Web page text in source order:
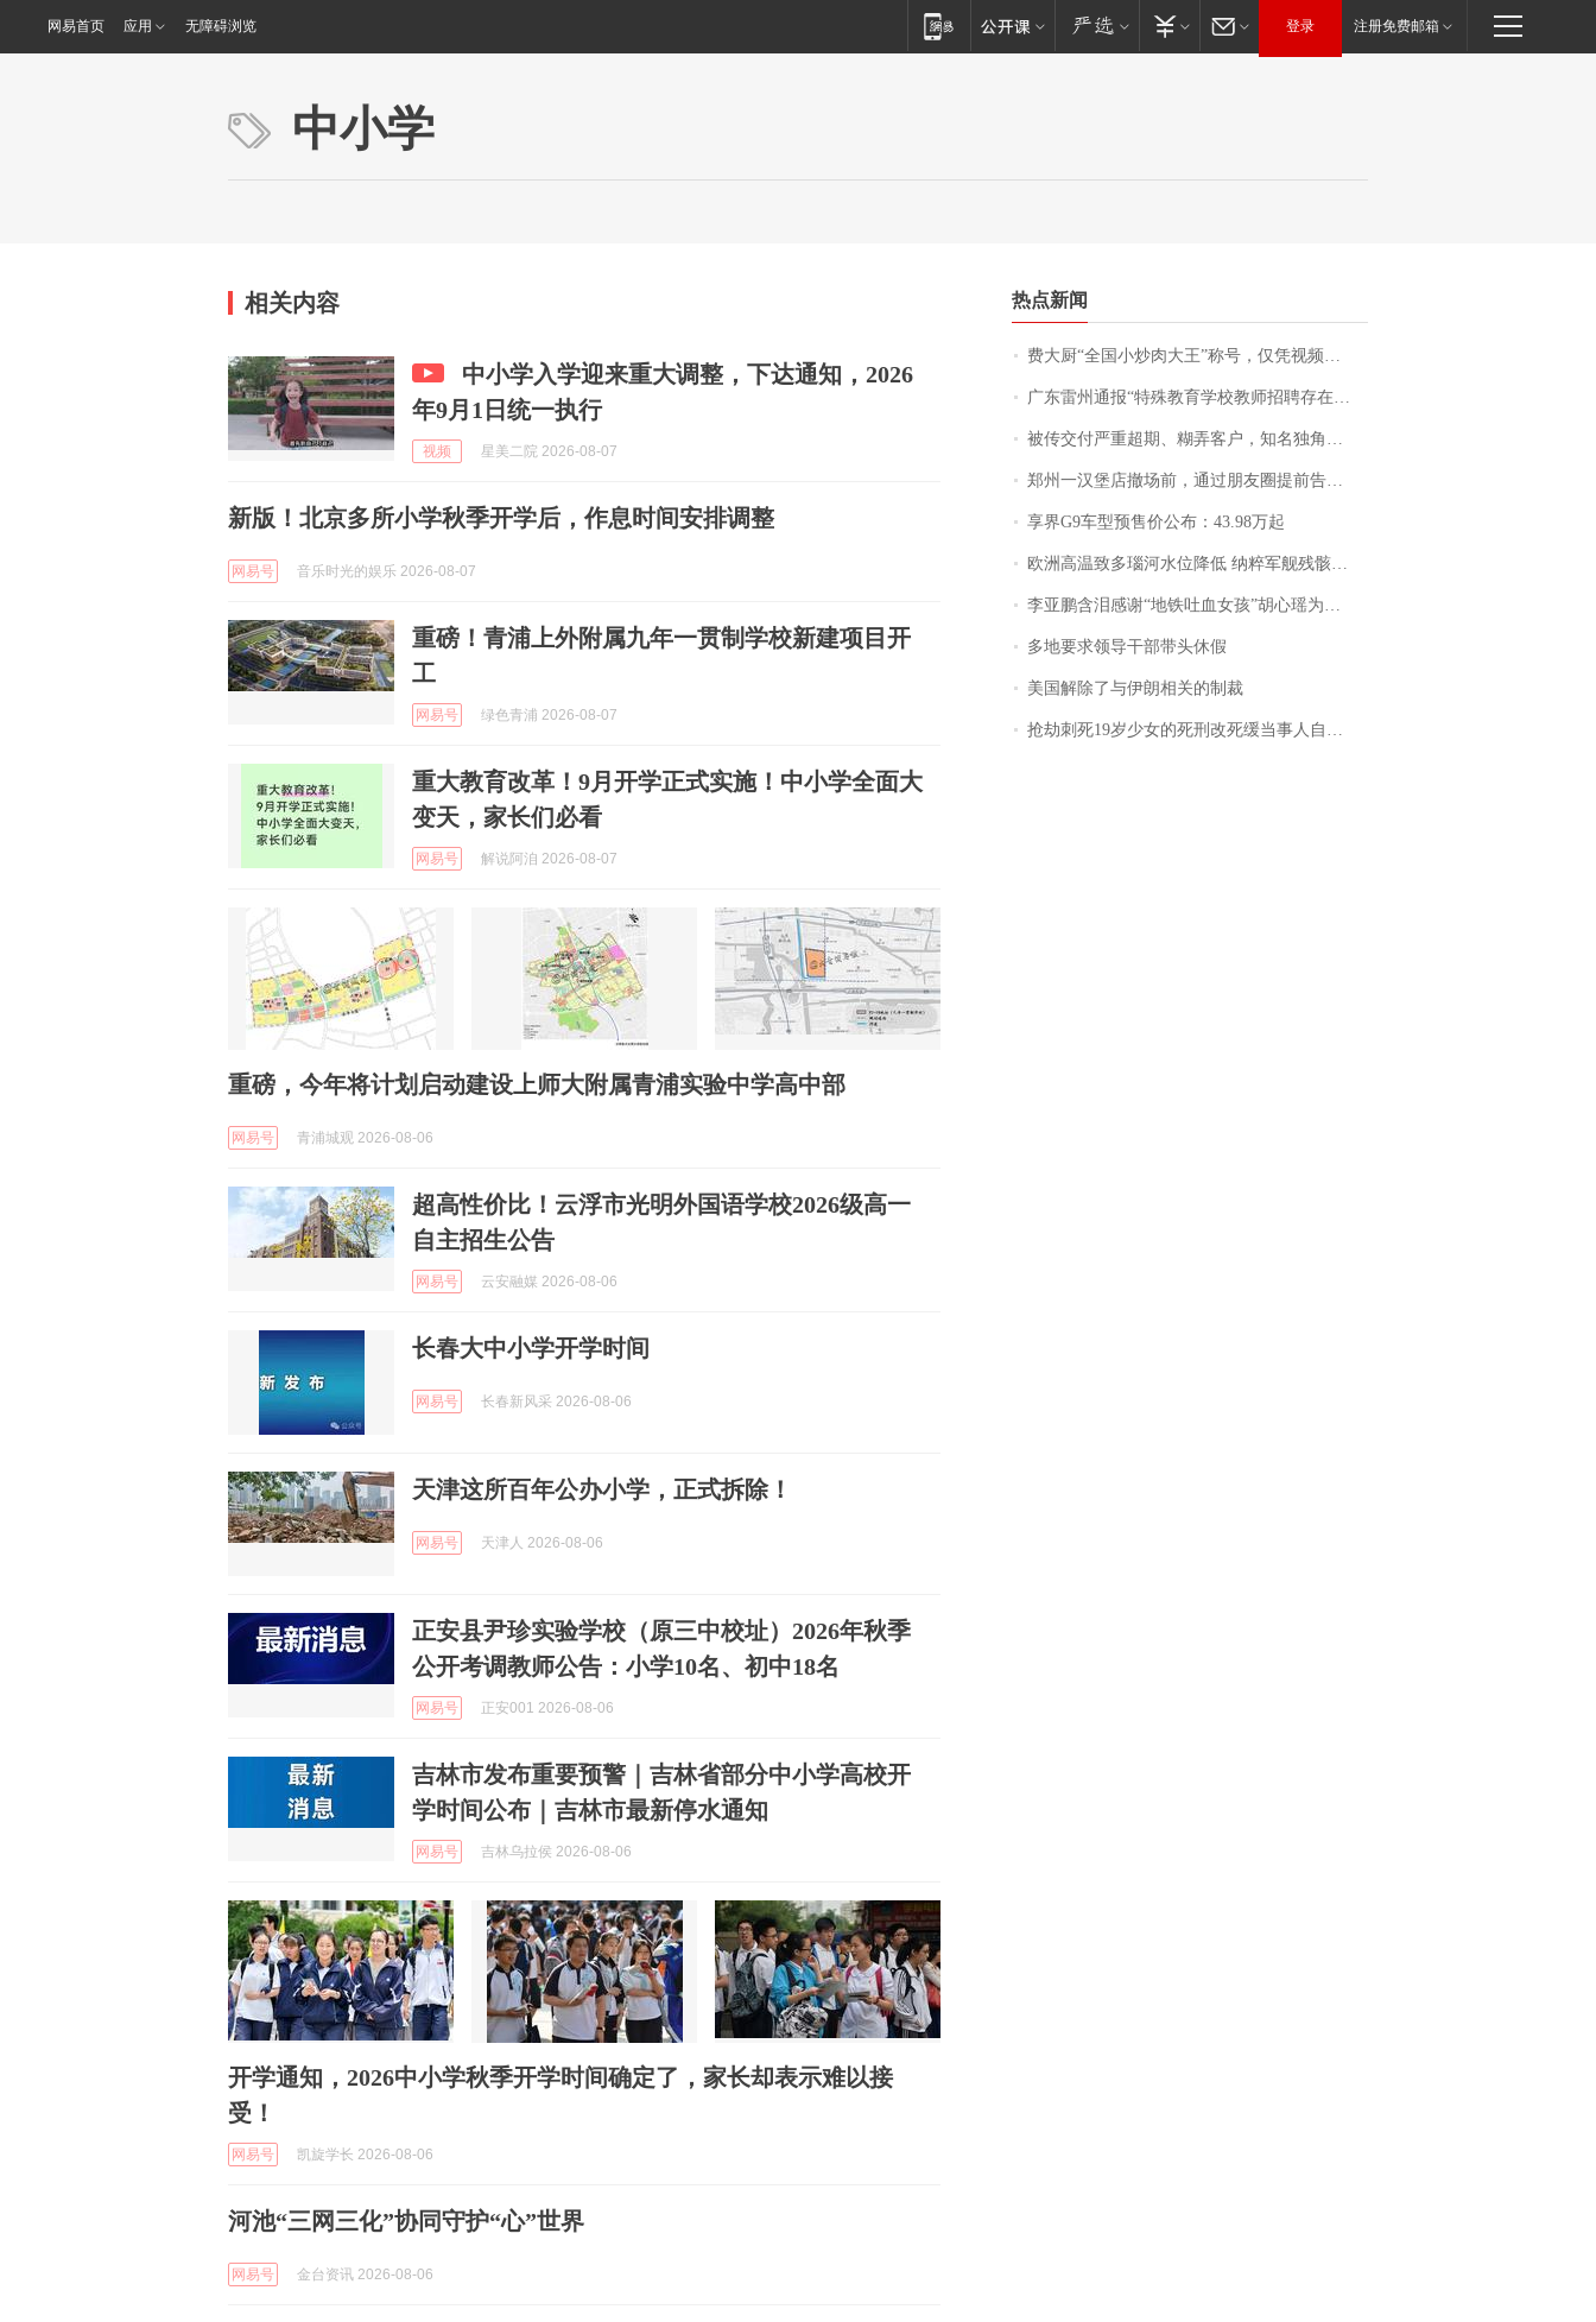
网易首页 应用 无障碍浏览 登录 注册免费邮箱
中小学
相关内容
中小学入学迎来重大调整，下达通知，2026
年9月1日统一执行
视频 星美二院 2026-08-07
新版！北京多所小学秋季开学后，作息时间安排调整
网易号 音乐时光的娱乐 2026-08-07
重磅！青浦上外附属九年一贯制学校新建项目开
工
网易号 绿色青浦 2026-08-07
重大教育改革！9月开学正式实施！中小学全面大
变天，家长们必看
网易号 解说阿洎 2026-08-07
重磅，今年将计划启动建设上师大附属青浦实验中学高中部
网易号 青浦城观 2026-08-06
超高性价比！云浮市光明外国语学校2026级高一
自主招生公告
网易号 云安融媒 2026-08-06
长春大中小学开学时间
网易号 长春新风采 2026-08-06
天津这所百年公办小学，正式拆除！
网易号 天津人 2026-08-06
正安县尹珍实验学校（原三中校址）2026年秋季
公开考调教师公告：小学10名、初中18名
网易号 正安001 2026-08-06
吉林市发布重要预警｜吉林省部分中小学高校开
学时间公布｜吉林市最新停水通知
网易号 吉林乌拉侯 2026-08-06
开学通知，2026中小学秋季开学时间确定了，家长却表示难以接
受！
网易号 凯旋学长 2026-08-06
河池“三网三化”协同守护“心”世界
网易号 金台资讯 2026-08-06
热点新闻
费大厨“全国小炒肉大王”称号，仅凭视频评出？中国烹饪协会回应
广东雷州通报“特殊教育学校教师招聘存在违规行为”：已启动问责程序 副校长被停职
被传交付严重超期、糊弄客户，知名独角兽车企创始人回应：都没证据，将依法采取措施，“本人长期与美国交管局保持沟通，对方表示肯定”
郑州一汉堡店撤场前，通过朋友圈提前告知逐一退费，有顾客仅剩1元也全被退回，分文不少；顾客：言而有信，让人感动
享界G9车型预售价公布：43.98万起
欧洲高温致多瑙河水位降低 纳粹军舰残骸重见天日
李亚鹏含泪感谢“地铁吐血女孩”胡心瑶为嫣然天使捐99999元：这份捐赠太沉重，尊重其捐赠意愿，个人向胡心瑶和她的病友之家各捐赠99999元
多地要求领导干部带头休假
美国解除了与伊朗相关的制裁
抢劫刺死19岁少女的死刑改死缓当事人自述：出狱11年间始终刻意躲避被害人家属